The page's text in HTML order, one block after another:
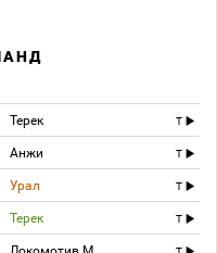
Терек
T
Анжи
T
Урал
T
Терек
T